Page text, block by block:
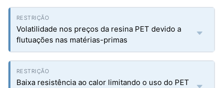
Volatilidade nos preços da resina PET devido a
flutuações nas matérias-primas
Baixa resistência ao calor limitando o uso do PET